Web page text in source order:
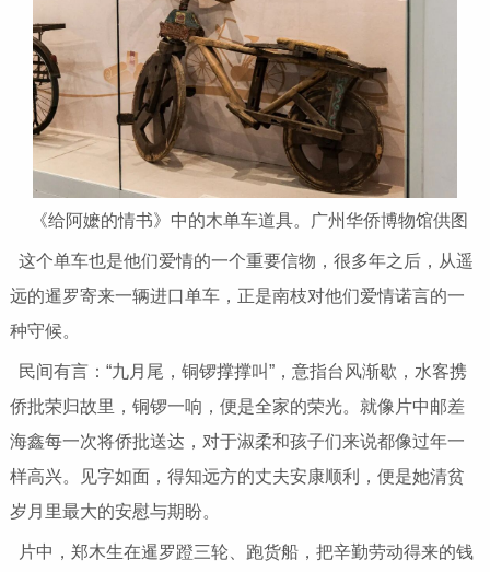
《给阿嬷的情书》中的木单车道具。广州华侨博物馆供图
这个单车也是他们爱情的一个重要信物，很多年之后，从遥
远的暹罗寄来一辆进口单车，正是南枝对他们爱情诺言的一
种守候。
民间有言：“九月尾，铜锣撑撑叫”，意指台风渐歇，水客携
侨批荣归故里，铜锣一响，便是全家的荣光。就像片中邮差
海鑫每一次将侨批送达，对于淑柔和孩子们来说都像过年一
样高兴。见字如面，得知远方的丈夫安康顺利，便是她清贫
岁月里最大的安慰与期盼。
片中，郑木生在暹罗蹬三轮、跑货船，把辛勤劳动得来的钱